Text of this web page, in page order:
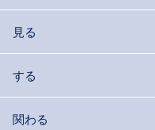
見る
する
関わる